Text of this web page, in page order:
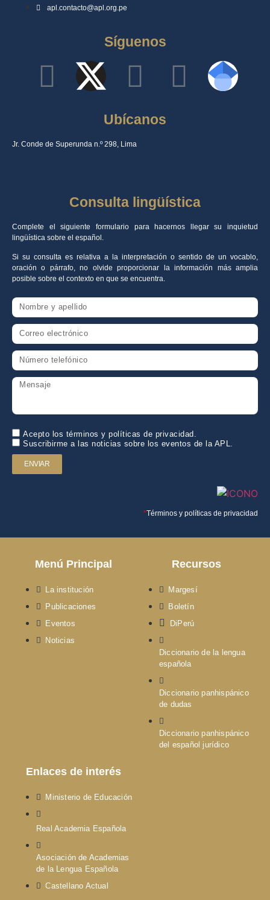
apl.contacto@apl.org.pe
Síguenos
Ubícanos
Jr. Conde de Superunda n.º 298, Lima
Consulta lingüística
Complete el siguiente formulario para hacernos llegar su inquietud
lingüística sobre el español.
Si su consulta es relativa a la interpretación o sentido de un vocablo,
oración o párrafo, no olvide proporcionar la información más amplia
posible sobre el contexto en que se encuentra.
Acepto los términos y políticas de privacidad.
Suscribirme a las noticias sobre los eventos de la APL.
ENVIAR
*Términos y políticas de privacidad
Menú Principal
La institución
Publicaciones
Eventos
Noticias
Recursos
Margesí
Boletín
DiPerú
Diccionario de la lengua
española
Diccionario panhispánico
de dudas
Diccionario panhispánico
del español jurídico
Enlaces de interés
Ministerio de Educación
Real Academia Española
Asociación de Academias
de la Lengua Española
Castellano Actual